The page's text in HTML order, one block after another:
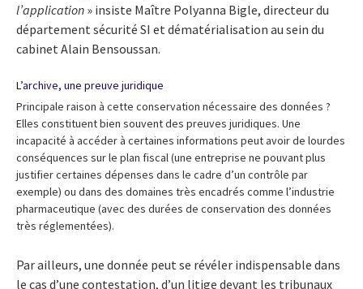
l’application » insiste Maître Polyanna Bigle, directeur du
département sécurité SI et dématérialisation au sein du
cabinet Alain Bensoussan.
L’archive, une preuve juridique
Principale raison à cette conservation nécessaire des données ?
Elles constituent bien souvent des preuves juridiques. Une
incapacité à accéder à certaines informations peut avoir de lourdes
conséquences sur le plan fiscal (une entreprise ne pouvant plus
justifier certaines dépenses dans le cadre d’un contrôle par
exemple) ou dans des domaines très encadrés comme l’industrie
pharmaceutique (avec des durées de conservation des données
très réglementées).
Par ailleurs, une donnée peut se révéler indispensable dans
le cas d’une contestation, d’un litige devant les tribunaux